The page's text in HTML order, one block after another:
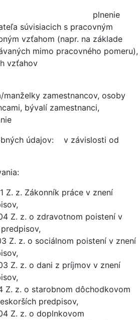
plnenie
súvisiacich s pracovným
vzťahom (napr. na základe
mimo pracovného pomeru),
vzťahov
osoby:
manželky zamestnancov, osoby
bývalí zamestnanci,
údajov: v závislosti od
Z. z. Zákonník práce v znení
Z. z. o zdravotnom poistení v
Z. z. o sociálnom poistení v znení
Z. z. o dani z príjmov v znení
Z. z. o starobnom dôchodkovom
predpisov,
Z. z. o doplnkovom